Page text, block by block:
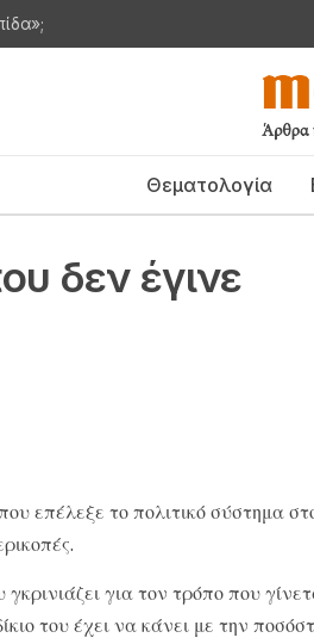
Θεματολογία
δεν έγινε
επέλεξε το πολιτικό σύστημα
για τον τρόπο που
του έχει να κάνει με την